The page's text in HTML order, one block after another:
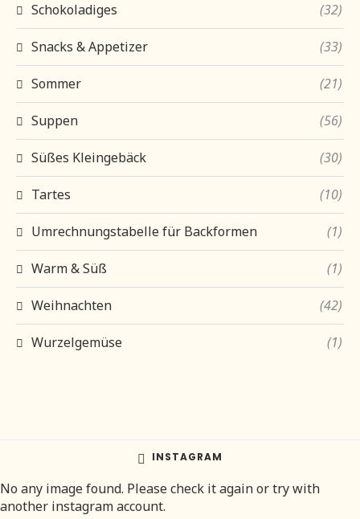
Schokoladiges (32)
Snacks & Appetizer (33)
Sommer (21)
Suppen (56)
Süßes Kleingebäck (30)
Tartes (10)
Umrechnungstabelle für Backformen (1)
Warm & Süß (1)
Weihnachten (42)
Wurzelgemüse (1)
INSTAGRAM
No any image found. Please check it again or try with
another instagram account.